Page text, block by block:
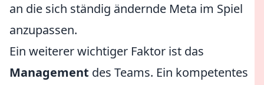
an die sich ständig ändernde Meta im Spiel
anzupassen.
Ein weiterer wichtiger Faktor ist das
Management des Teams. Ein kompetentes